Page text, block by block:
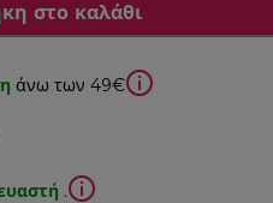
στο καλάθι
άνω των 49€
.